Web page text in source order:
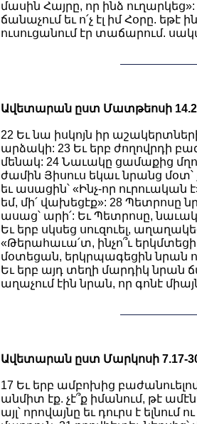
մասին Հայրը, որ ինձ
ճանաչում եւ ո՛չ էլ իմ Հօրը.
ուսուցանում էր տաճարում.
Ավետարան ըստ Մատթեոսի
22 Եւ նա իսկոյն իր
արձակի: 23 Եւ երբ ժողովրդի
մենակ: 24 Նաւակը ցամաքից
ժամին Յիսուս եկաւ նրանց
եւ ասացին՝ «Ինչ-որ
եմ, մի՛ վախեցէք»: 28 Պետրոսը
ասաց՝ արի՛: Եւ Պետրոսը,
Եւ երբ սկսեց սուզուել,
«Թերահաւա՛տ, ինչո՞ւ
մօտեցան, երկրպագեցին նրան
Եւ երբ այդ տեղի մարդիկ նրան
աղաչում էին նրան, որ գոնէ
Ավետարան ըստ Մարկոսի 7.17-
17 Եւ երբ ամբոխից
անմիտ էք. չէ՞ք իմանում, թէ
այլ՝ որովայնը եւ դուրս է